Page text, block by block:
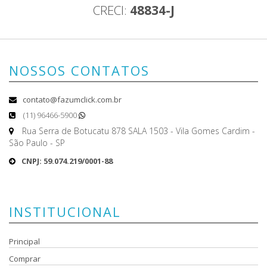
CRECI: 48834-J
NOSSOS CONTATOS
contato@fazumclick.com.br
(11) 96466-5900
Rua Serra de Botucatu 878 SALA 1503 - Vila Gomes Cardim -
São Paulo - SP
CNPJ: 59.074.219/0001-88
INSTITUCIONAL
Principal
Comprar